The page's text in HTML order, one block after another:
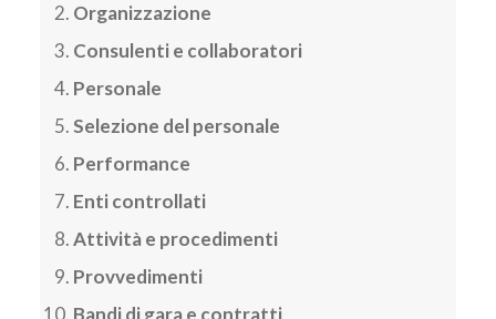
Organizzazione
Consulenti e collaboratori
Personale
Selezione del personale
Performance
Enti controllati
Attività e procedimenti
Provvedimenti
Bandi di gara e contratti